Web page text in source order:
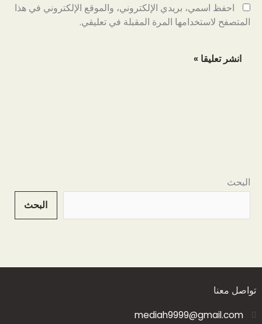
البحث
البحث
احفظ اسمي، بريدي الإلكتروني، والموقع الإلكتروني في هذا
المتصفح لاستخدامها المرة المقبلة في تعليقي.
تواصل معنا
mediah9999@gmail.com